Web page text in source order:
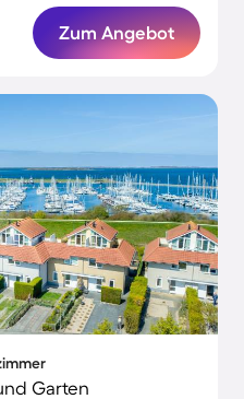
Zum Angebot
Garten